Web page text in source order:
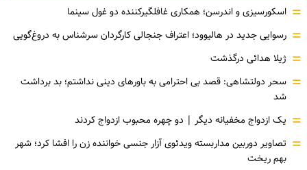
= اسکورسیزی و اندرسن؛ همکاری غافلگیرکننده دو غول سینما
= رسوایی جدید در هالیوود؛ اعتراف جنجالی کارگردان سرشناس به دروغ‌گویی
= ژیلا هدائی درگذشت
= سحر دولتشاهی: قصد بی احترامی به باورهای دینی نداشتم؛ بد برداشت
شد
= یک ازدواج مخفیانه دیگر | دو چهره محبوب ازدواج کردند
= تصاویر دوربین مداربسته ویدئوی آزار جنسی خواننده زن را افشا کرد؛ شهر
بهم ریخت